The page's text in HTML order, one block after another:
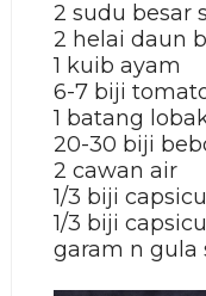
2 sudu besar
2 helai daun
1 kuib ayam
6-7 biji
1 batang
20-30 biji
2 cawan air
1/3 biji
1/3 biji
garam n gula